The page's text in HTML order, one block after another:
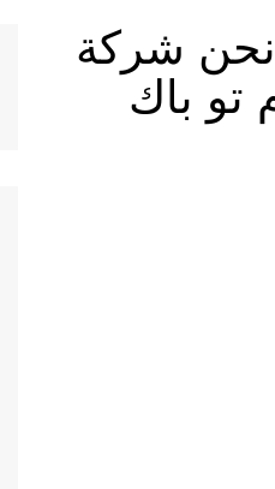
نحن شركة
تو باك